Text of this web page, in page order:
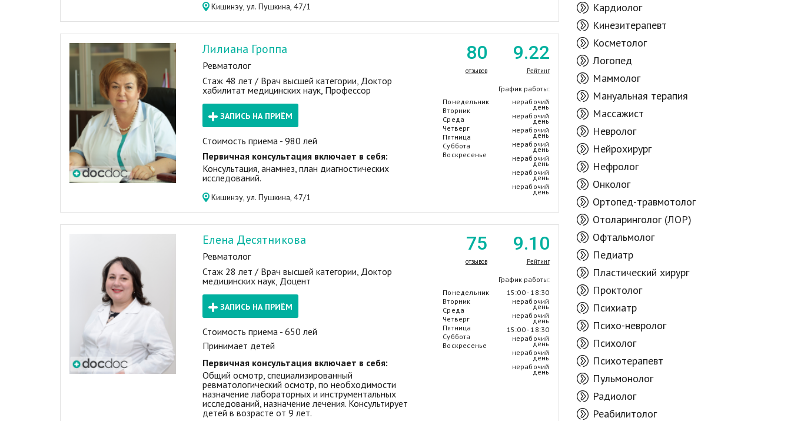
Кишинэу, ул. Пушкина, 47/1
Лилиана Гроппа
Ревматолог
Стаж 48 лет / Врач высшей категории, Доктор
хабилитат медицинских наук, Профессор
ЗАПИСЬ НА ПРИЁМ
Стоимость приема - 980 лей
Первичная консультация включает в себя:
Консультация, анамнез, план диагностических
исследований.
Кишинэу, ул. Пушкина, 47/1
80
отзывов
9.22
Рейтинг
График работы:
Понедельник
Вторник
Среда
Четверг
Пятница
Суббота
Воскресенье
нерабочий
день
нерабочий
день
нерабочий
день
нерабочий
день
нерабочий
день
нерабочий
день
нерабочий
день
Елена Десятникова
Ревматолог
Стаж 28 лет / Врач высшей категории, Доктор
медицинских наук, Доцент
ЗАПИСЬ НА ПРИЁМ
Стоимость приема - 650 лей
Принимает детей
Первичная консультация включает в себя:
Общий осмотр, специализированный
ревматологический осмотр, по необходимости
назначение лабораторных и инструментальных
исследований, назначение лечения. Консультирует
детей в возрасте от 9 лет.
75
отзывов
9.10
Рейтинг
График работы:
Понедельник
Вторник
Среда
Четверг
Пятница
Суббота
Воскресенье
15:00 - 18:30
нерабочий
день
нерабочий
день
15:00 - 18:30
нерабочий
день
нерабочий
день
нерабочий
день
Кардиолог
Кинезитерапевт
Косметолог
Логопед
Маммолог
Мануальная терапия
Массажист
Невролог
Нейрохирург
Нефролог
Онколог
Ортопед-травмотолог
Отоларинголог (ЛОР)
Офтальмолог
Педиатр
Пластический хирург
Проктолог
Психиатр
Психо-невролог
Психолог
Психотерапевт
Пульмонолог
Радиолог
Реабилитолог